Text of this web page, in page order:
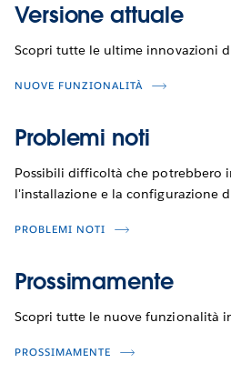
Versione attuale
Scopri tutte le ultime innovazioni
NUOVE FUNZIONALITÀ
Problemi noti
Possibili difficoltà che potrebbero
l'installazione e la configurazione
PROBLEMI NOTI
Prossimamente
Scopri tutte le nuove funzionalità
PROSSIMAMENTE